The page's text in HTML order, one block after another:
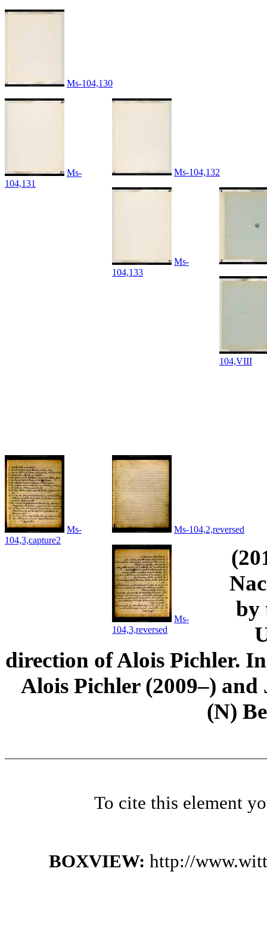
Ms-104,130
Ms-
104,131
Ms-104,132
Ms-
104,133
104,VIII
Ms-
104,3,capture2
Ms-104,2,reversed
Ms-
104,3,reversed
by
direction of Alois Pichler.
Alois Pichler (2009–)
(N)
To cite this element
BOXVIEW: http://